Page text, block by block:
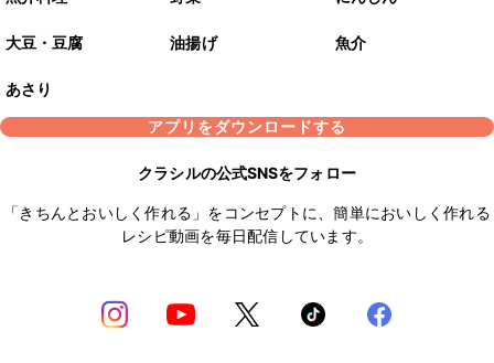
大豆・豆腐 油揚げ 魚介
あさり
アプリをダウンロードする
クラシルの公式SNSをフォロー
「きちんとおいしく作れる」をコンセプトに、簡単においしく作れる
レシピ動画を毎日配信しています。